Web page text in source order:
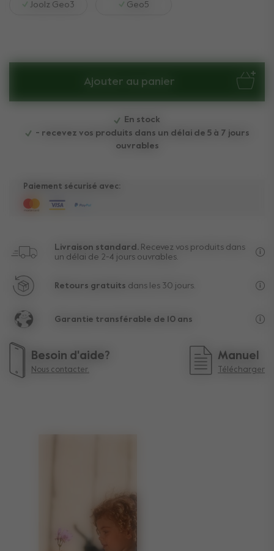
Joolz Geo3 Geo5
Ajouter au panier
En stock
- recevez vos produits dans un délai de 5 à 7 jours
ouvrables
Paiement sécurisé avec:
Livraison standard. Recevez vos produits dans
un délai de 2-4 jours ouvrables.
Retours gratuits dans les 30 jours.
Garantie transférable de 10 ans
Besoin d'aide?
Nous contacter.
Manuel
Télécharger